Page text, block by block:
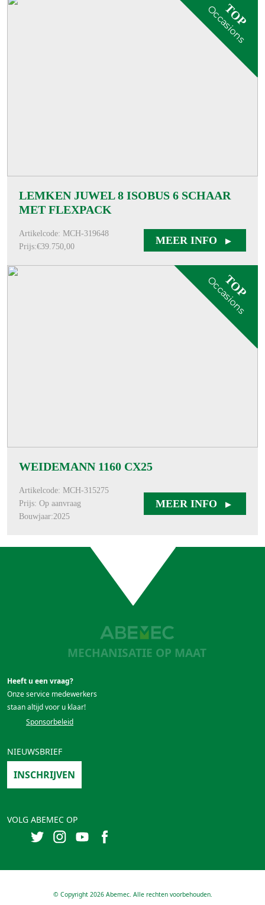
TOP
Occasions
LEMKEN JUWEL 8 ISOBUS 6 SCHAAR
MET FLEXPACK
Artikelcode: MCH-319648
Prijs:€39.750,00
MEER INFO
TOP
Occasions
WEIDEMANN 1160 CX25
Artikelcode: MCH-315275
Prijs: Op aanvraag
Bouwjaar:2025
MEER INFO
MECHANISATIE OP MAAT
Heeft u een vraag?
Onze service medewerkers
staan altijd voor u klaar!
Sponsorbeleid
NIEUWSBRIEF
INSCHRIJVEN
VOLG ABEMEC OP
© Copyright 2026 Abemec. Alle rechten voorbehouden.